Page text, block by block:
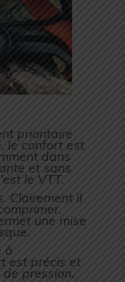
prioritaire
le confort est
dans
et sans
le VTT.
Clairement il
une mise
à
est précis et
pression.